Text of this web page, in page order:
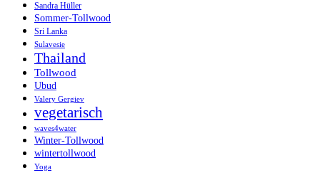
Sandra Hüller
Sommer-Tollwood
Sri Lanka
Sulavesie
Thailand
Tollwood
Ubud
Valery Gergiev
vegetarisch
waves4water
Winter-Tollwood
wintertollwood
Yoga